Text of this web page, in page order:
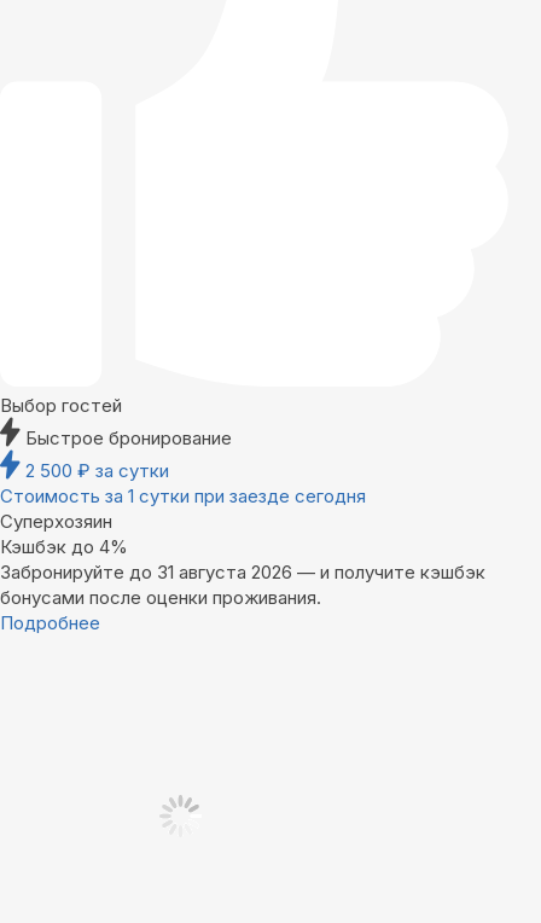
Выбор гостей
Быстрое бронирование
2 500 ₽ за сутки
Стоимость за 1 сутки при заезде сегодня
Суперхозяин
Кэшбэк до 4%
Забронируйте до 31 августа 2026 — и получите кэшбэк
бонусами после оценки проживания.
Подробнее